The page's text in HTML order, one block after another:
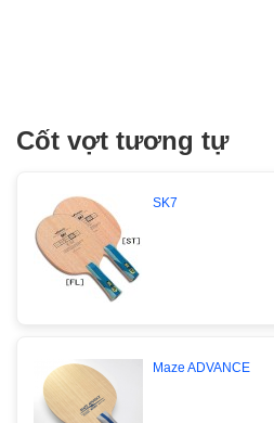
Cốt vợt tương tự
SK7
Maze ADVANCE